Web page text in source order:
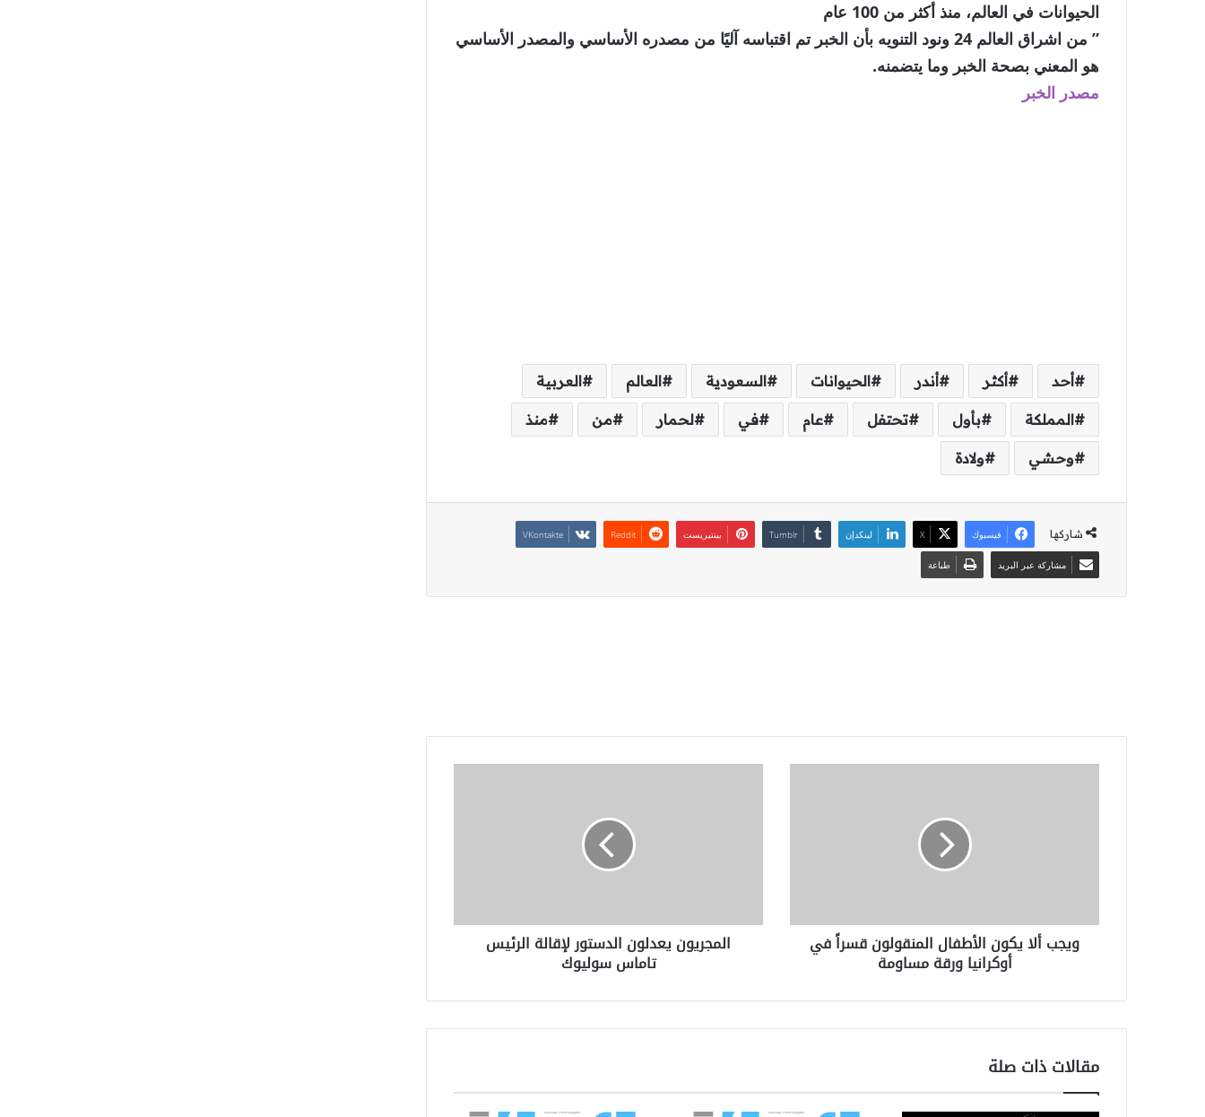
الحيوانات في العالم، منذ أكثر من 100 عام
” من اشراق العالم 24 ونود التنويه بأن الخبر تم اقتباسه آليًا من مصدره الأساسي والمصدر الأساسي
هو المعني بصحة الخبر وما يتضمنه.
مصدر الخبر
أحد أكثر أندر الحيوانات السعودية العالم العربية
المملكة بأول تحتفل عام في لحمار من منذ
وحشي ولادة
شاركها فيسبوك ‫X لينكدإن بينتيريست
مشاركة عبر البريد طباعة
ورقة
مساومة
ويجب ألا يكون الأطفال المنقولون قسراً في
أوكرانيا ورقة مساومة
المجريون يعدلون الدستور لإقالة الرئيس
تاماس سوليوك
مقالات ذات صلة